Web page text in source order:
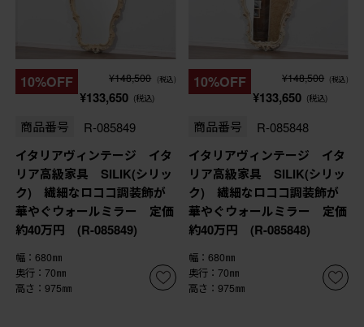
10%OFF ¥148,500 (税込)
¥133,650 (税込)
商品番号 R-085849
イタリアヴィンテージ イタ
リア高級家具 SILIK(シリッ
ク) 繊細なロココ調装飾が
華やぐウォールミラー 定価
約40万円 (R-085849)
幅：680㎜
奥行：70㎜
高さ：975㎜
10%OFF ¥148,500 (税込)
¥133,650 (税込)
商品番号 R-085848
イタリアヴィンテージ イタ
リア高級家具 SILIK(シリッ
ク) 繊細なロココ調装飾が
華やぐウォールミラー 定価
約40万円 (R-085848)
幅：680㎜
奥行：70㎜
高さ：975㎜